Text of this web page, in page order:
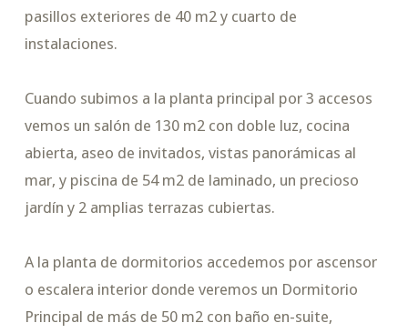
pasillos exteriores de 40 m2 y cuarto de
instalaciones.
Cuando subimos a la planta principal por 3 accesos
vemos un salón de 130 m2 con doble luz, cocina
abierta, aseo de invitados, vistas panorámicas al
mar, y piscina de 54 m2 de laminado, un precioso
jardín y 2 amplias terrazas cubiertas.
A la planta de dormitorios accedemos por ascensor
o escalera interior donde veremos un Dormitorio
Principal de más de 50 m2 con baño en-suite,